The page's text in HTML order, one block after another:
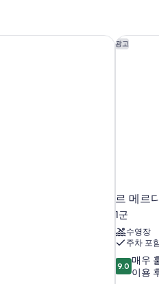
광고
르 메르
1군
수영장
주차 포
10
점
9.0 매우
이용
르 메르